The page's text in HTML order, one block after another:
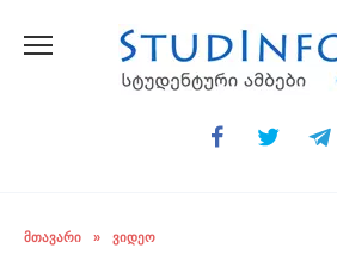
ᲛᲗᲐᲕᲐᲠᲘ » ᲕᲘᲓᲔᲝ